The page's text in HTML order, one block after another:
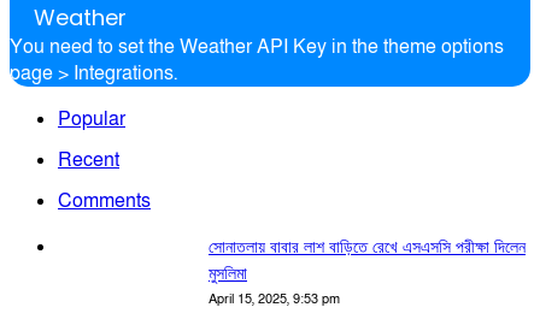
Weather
You need to set the Weather API Key in the theme options
page > Integrations.
Popular
Recent
Comments
সোনাতলায় বাবার লাশ বাড়িতে রেখে এসএসসি পরীক্ষা দিলেন
মুসলিমা
April 15, 2025, 9:53 pm